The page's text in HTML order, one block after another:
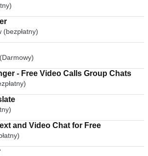
(bezpłatny)
Viber Messenger - Free Video Calls Group Chats
Text and Video Chat for Free